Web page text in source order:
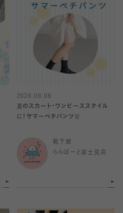
2026.08.08
夏のスカート・ワンピーススタイル
に！サマーペチパンツ👗
靴下屋
ららぽーと富士見店